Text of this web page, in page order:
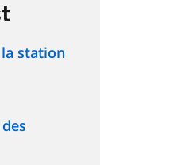
station